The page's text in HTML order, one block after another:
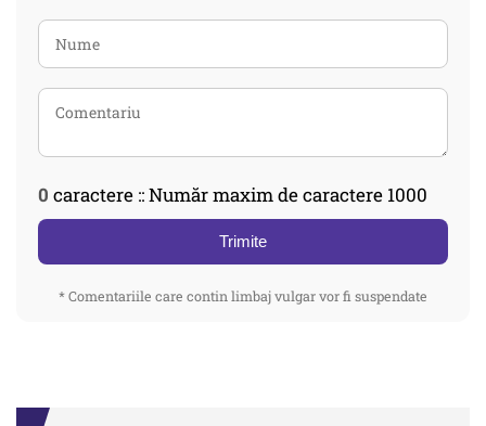
0 caractere :: Număr maxim de caractere 1000
Trimite
* Comentariile care contin limbaj vulgar vor fi suspendate